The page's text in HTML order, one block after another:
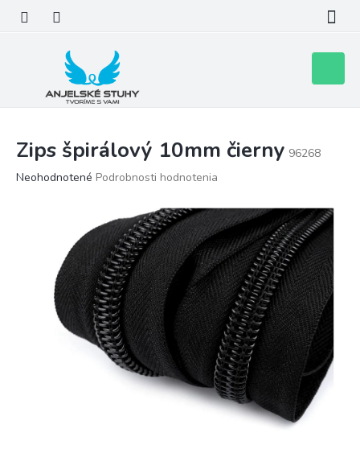
obsah
košík
Zips špirálový 10mm čierny 96268
Priemerné
hviezdičiek.
Neohodnotené Podrobnosti hodnotenia